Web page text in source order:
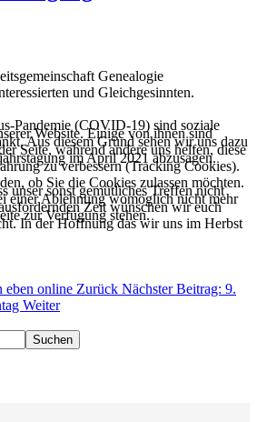
Genealogie
und Gleichgesinnten.
Pandemie (COVID-19) sind soziale
Aus diesem Grund sehen wir uns dazu
im April 2021 abzusagen.
unser sonst gemütliches Treffen nicht
Zeit wünschen wir euch
In der Hoffnung das wir uns im Herbst
eben online Zurück Nächster Beitrag: 9.
Weiter
Suchen
Website. Einige von ihnen sind
Seite, während andere uns helfen, diese
zu verbessern (Tracking Cookies).
ob Sie die Cookies zulassen möchten.
einer Ablehnung womöglich nicht mehr
zur Verfügung stehen.